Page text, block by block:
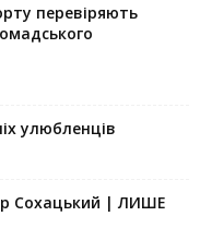
перевіряють
улюбленців
Сохацький | ЛИШЕ